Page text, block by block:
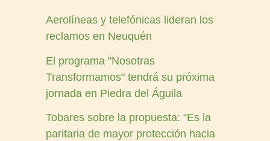
Aerolíneas y telefónicas lideran los
reclamos en Neuquén
El programa "Nosotras
Transformamos" tendrá su próxima
jornada en Piedra del Águila
Tobares sobre la propuesta: “Es la
paritaria de mayor protección hacia